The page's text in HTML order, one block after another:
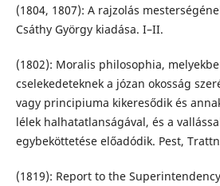
(1804, 1807): A rajzolás
Csáthy György kiadása. I–II.
(1802): Moralis philosophia,
cselekedeteknek a józan okosság
vagy principiuma kikeresődik és
lélek halhatatlanságával, és a
egybeköttetése előadódik. Pest,
(1819): Report to the